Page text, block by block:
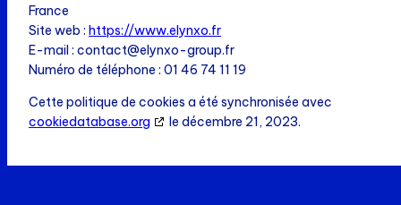
France
Site web : https://www.elynxo.fr
E-mail : contact@elynxo-group.fr
Numéro de téléphone : 01 46 74 11 19
Cette politique de cookies a été synchronisée avec
cookiedatabase.org
le décembre 21, 2023.